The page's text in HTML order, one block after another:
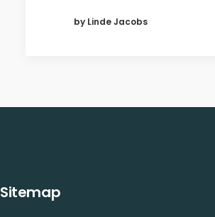
by Linde Jacobs
Sitemap